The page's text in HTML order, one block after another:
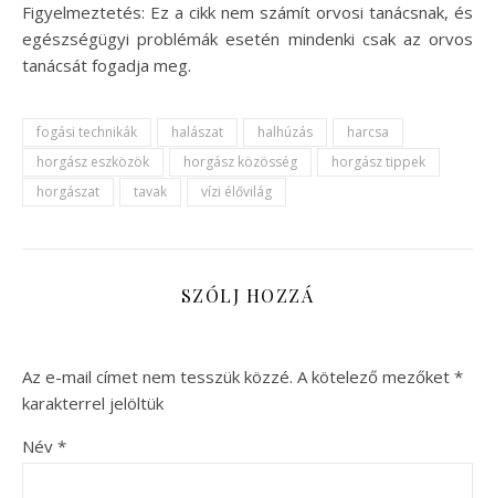
Figyelmeztetés: Ez a cikk nem számít orvosi tanácsnak, és
egészségügyi problémák esetén mindenki csak az orvos
tanácsát fogadja meg.
fogási technikák halászat halhúzás
harcsa
horgász eszközök
horgász közösség
horgász tippek
horgászat
tavak vízi élővilág
SZÓLJ HOZZÁ
Az e-mail címet nem tesszük közzé. A kötelező mezőket *
karakterrel jelöltük
Név *